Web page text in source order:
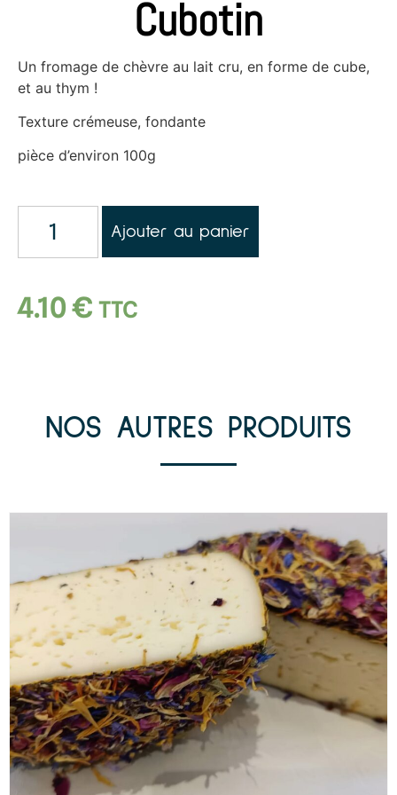
Cubotin
Un fromage de chèvre au lait cru, en forme de cube,
et au thym !
Texture crémeuse, fondante
pièce d’environ 100g
Ajouter au panier
4.10€ TTC
NOS AUTRES PRODUITS